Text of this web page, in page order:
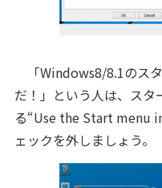
「Windows8/8.1のス
だ！」という人は、スタ
る“Use the Start menu
ェックを外しましょう。